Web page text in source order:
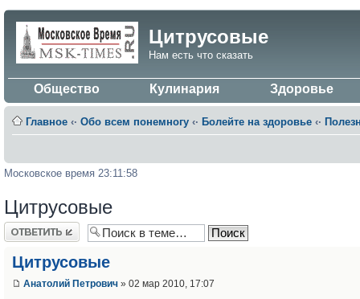
Цитрусовые
Нам есть что сказать
Общество Кулинария Здоровье
Главное ‹· Обо всем понемногу ‹· Болейте на здоровье ‹·
Московское время 23:11:58
Цитрусовые
Ответить
Цитрусовые
Анатолий Петрович » 02 мар 2010, 17:07